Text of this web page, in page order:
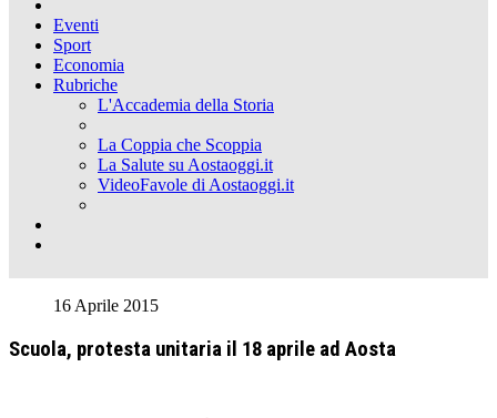
Eventi
Sport
Economia
Rubriche
L'Accademia della Storia
La Coppia che Scoppia
La Salute su Aostaoggi.it
VideoFavole di Aostaoggi.it
16 Aprile 2015
Scuola, protesta unitaria il 18 aprile ad Aosta